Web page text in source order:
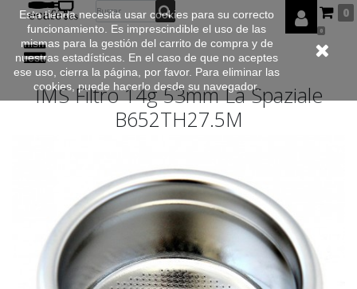
0
0
IMS Filtro 14g 53mm La Spaziale
B652TH27.5M
Esta tienda necesita usar cookies para su correcto
funcionamiento. Es imprescindible el uso de las
mismas para la gestión del carrito de compra y de
nuestras estadísticas. En el caso de que no aceptes
ese uso, cierra la página, por favor. Para eliminar las
cookies, puede hacerlo desde su navegador.